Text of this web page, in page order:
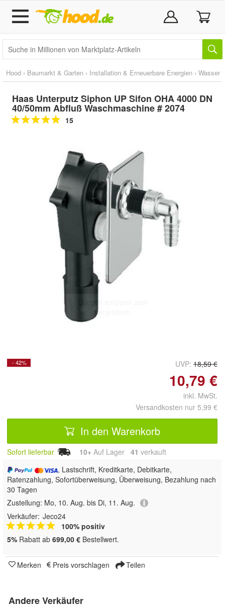
Hood › Baumarkt & Garten › Installation & Erneuerbare Energien › Wasser
Haas Unterputz Siphon UP Sifon OHA 4000 DN
40/50mm Abfluß Waschmaschine # 2074
15
vergrößern
- 42% UVP: 18,59 €
10,79 €
inkl. MwSt.
Versandkosten nur 5,99 €
In den Warenkorb
Sofort lieferbar 10+ Auf Lager 41 verkauft
, Lastschrift, Kreditkarte, Debitkarte,
Ratenzahlung, Sofortüberweisung, Überweisung, Bezahlung nach
30 Tagen
Zustellung: Mo, 10. Aug. bis Di, 11. Aug.
Verkäufer: Jeco24
100% positiv
5% Rabatt ab 699,00 € Bestellwert.
Merken Preis vorschlagen Teilen
Andere Verkäufer